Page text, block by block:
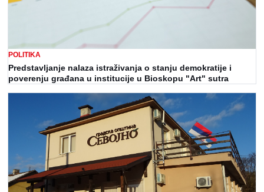
POLITIKA
Predstavljanje nalaza istraživanja o stanju demokratije i
poverenju građana u institucije u Bioskopu "Art" sutra